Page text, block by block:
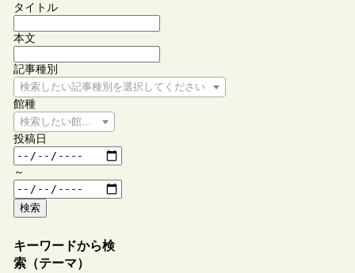
タイトル
本文
記事種別
検索したい記事種別を選択してください
館種
検索したい館種を選択してください
投稿日
～
検索
キーワードから検
索（テーマ）